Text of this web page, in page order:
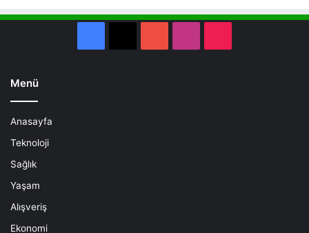
Menü
Anasayfa
Teknoloji
Sağlık
Yaşam
Alışveriş
Ekonomi